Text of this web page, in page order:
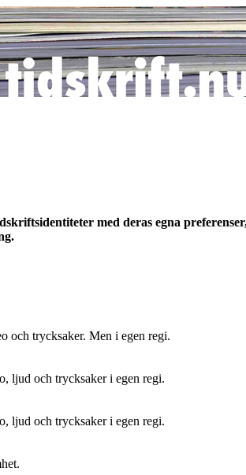
med deras egna
och trycksaker. Men i egen regi.
ljud och trycksaker i egen regi.
ljud och trycksaker i egen regi.